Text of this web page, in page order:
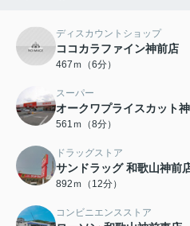
ディスカウントショップ
ココカラファイン神前店
467ｍ（6分）
スーパー
オークワプライスカット
561ｍ（8分）
ドラッグストア
サンドラッグ 和歌山神前
892ｍ（12分）
コンビニエンスストア